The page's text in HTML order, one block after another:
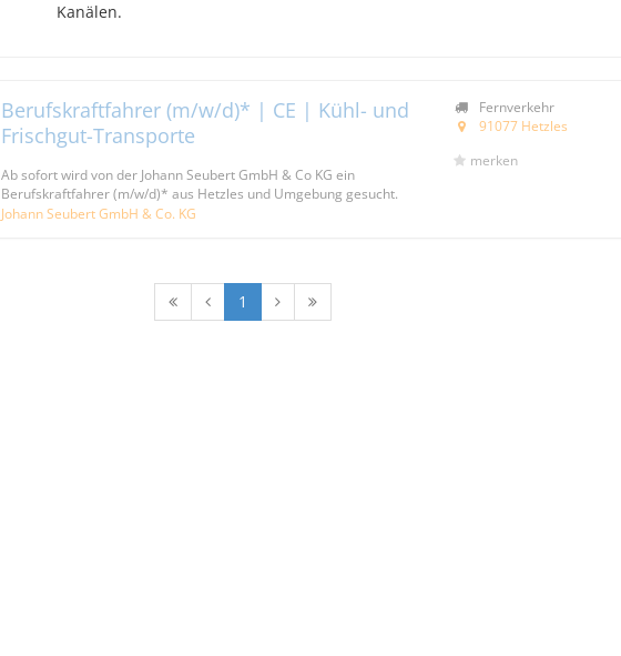
Kanälen.
Berufskraftfahrer (m/w/d)* | CE | Kühl- und
Frischgut-Transporte
Ab sofort wird von der Johann Seubert GmbH & Co KG ein
Berufskraftfahrer (m/w/d)* aus Hetzles und Umgebung gesucht.
Johann Seubert GmbH & Co. KG
Fernverkehr
91077 Hetzles
merken
1